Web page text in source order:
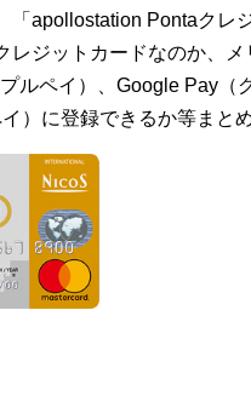
「apollostation Pontaクレ
レジットカードなのか、
ルペイ）、Google Pay（
）に登録できるか等まと